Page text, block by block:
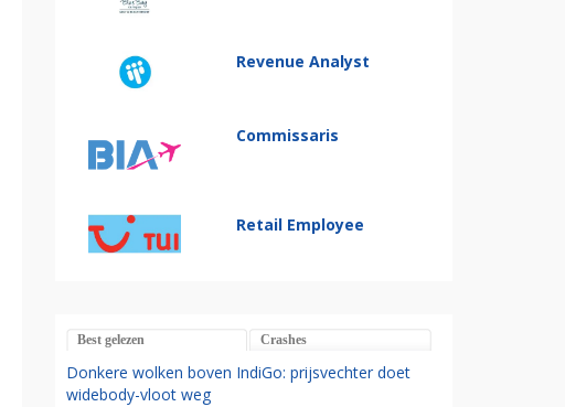
Revenue Analyst
Commissaris
Retail Employee
Best gelezen Crashes
Donkere wolken boven IndiGo: prijsvechter doet
widebody-vloot weg